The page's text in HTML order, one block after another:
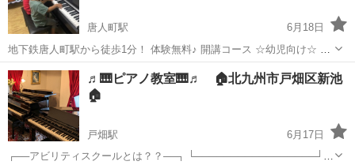
唐人町駅
6月18日
地下鉄唐人町駅から徒歩1分！ 体験無料♪ 開講コース ☆幼児向け☆ ・
プレピアノコース(30分) 月3回 ¥8,000 リズム感、音感のトレーニン
グ、ピアノの基礎を遊びながら身につけます。 ・知育コース(5...
福岡 福岡市 唐人町駅 ピアノ エレクトーン
♬🎹ピアノ教室🎹♬ 🏠北九州市戸畑区新池
🏠
戸畑駅
6月17日
┌──アビリティスクールとは？？──┐ └─────────────────┘